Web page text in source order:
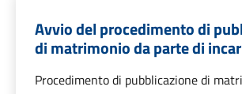
Avvio del procedimento di
di matrimonio da parte di
Procedimento di pubblicazione di